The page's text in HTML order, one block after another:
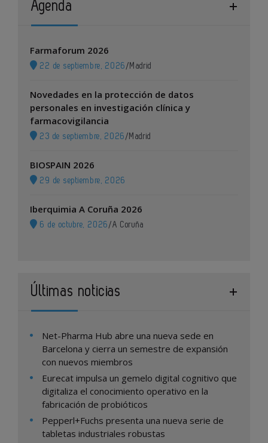
Agenda
Farmaforum 2026
22 de septiembre, 2026 / Madrid
Novedades en la protección de datos
personales en investigación clínica y
farmacovigilancia
23 de septiembre, 2026 / Madrid
BIOSPAIN 2026
29 de septiembre, 2026
Iberquimia A Coruña 2026
6 de octubre, 2026 /A Coruña
Últimas noticias
Net-Pharma Hub abre una nueva sede en
Barcelona y cierra un semestre de expansión
con nuevos miembros
Eurecat impulsa un gemelo digital cognitivo que
digitaliza el conocimiento operativo en la
fabricación de probióticos
Pepperl+Fuchs presenta una nueva serie de
tabletas industriales robustas